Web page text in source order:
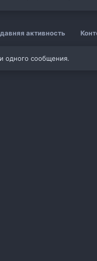
активность
одного сообщения.